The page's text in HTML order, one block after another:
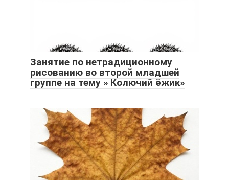
Занятие по нетрадиционному
рисованию во второй младшей
группе на тему » Колючий ёжик»